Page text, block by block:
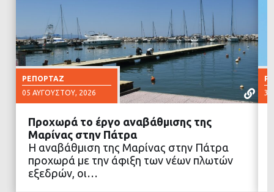
ΡΕΠΟΡΤΆΖ
05 ΑΥΓΟΎΣΤΟΥ, 2026
ΔΙΑΒΑΣΤΕ ΠΕΡΙΣΣΟΤΕΡΑ
Προχωρά το έργο αναβάθμισης της
Μαρίνας στην Πάτρα
Η αναβάθμιση της Μαρίνας στην Πάτρα
προχωρά με την άφιξη των νέων πλωτών
εξεδρών, οι…
30